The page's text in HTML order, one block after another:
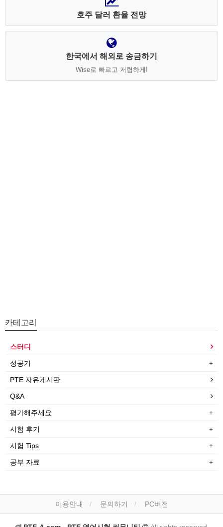
호주 달러 환율 전망
한국에서 해외로 송금하기
Wise로 빠르고 저렴하게!
카테고리
스터디
성공기
PTE 자유게시판
Q&A
평가해주세요
시험 후기
시험 Tips
공부 자료
이용안내 문의하기 PC버전